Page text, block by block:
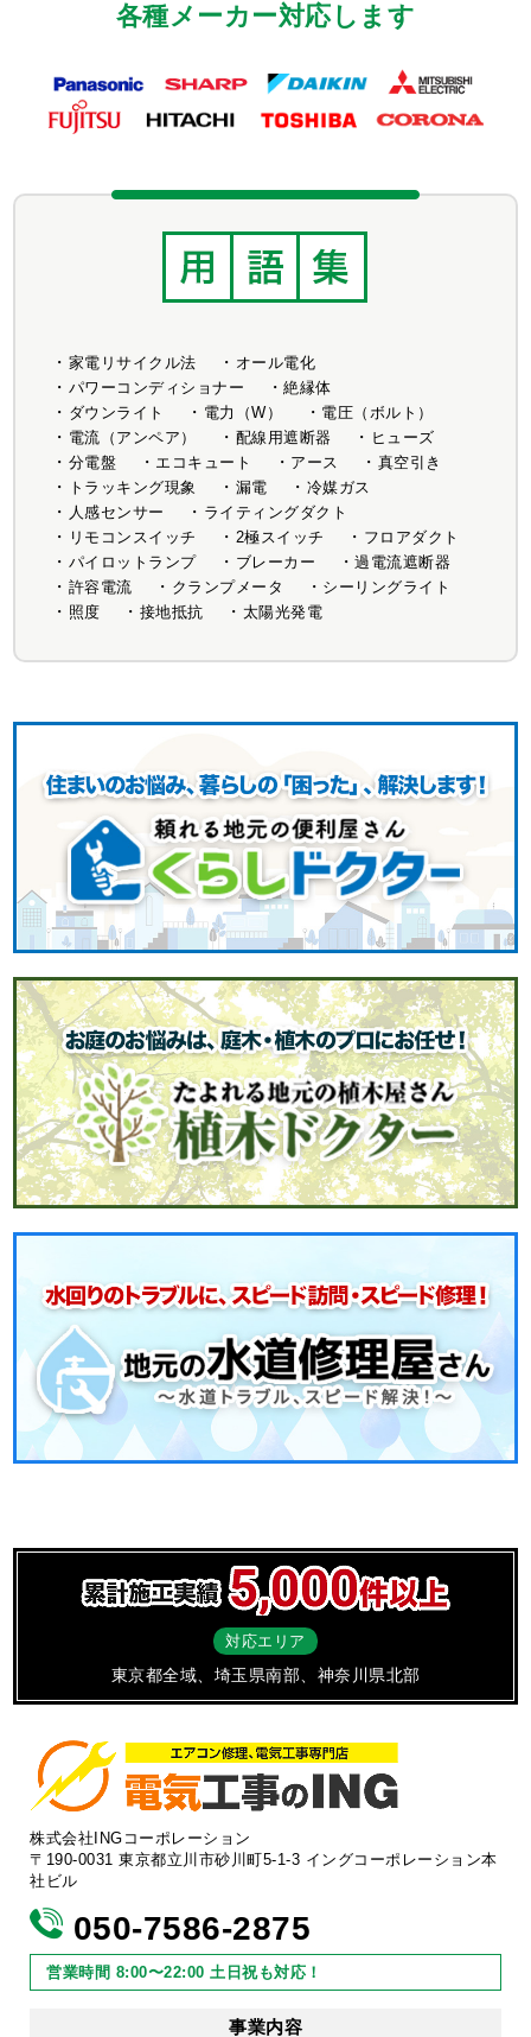
各種メーカー対応します
家電リサイクル法
オール電化
パワーコンディショナー
絶縁体
ダウンライト
電力（W）
電圧（ボルト）
電流（アンペア）
配線用遮断器
ヒューズ
分電盤
エコキュート アース
真空引き
トラッキング現象
漏電
冷媒ガス
人感センサー
ライティングダクト
リモコンスイッチ
2極スイッチ
フロアダクト
パイロットランプ
ブレーカー
過電流遮断器
許容電流
クランプメータ
シーリングライト
照度
接地抵抗 太陽光発電
対応エリア
東京都全域、埼玉県南部、神奈川県北部
株式会社INGコーポレーション
〒190-0031 東京都立川市砂川町5-1-3 イングコーポレーション本
社ビル
050-7586-2875
営業時間 8:00〜22:00 土日祝も対応！
事業内容